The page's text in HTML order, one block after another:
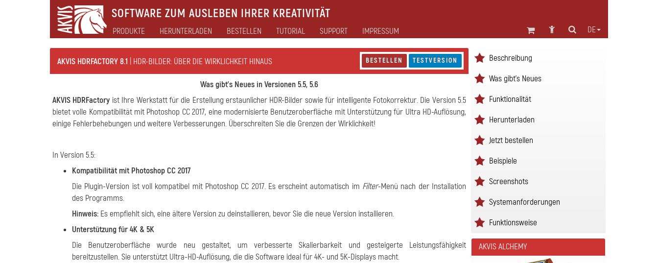
SOFTWARE ZUM AUSLEBEN IHRER KREATIVITÄT
DE
PRODUKTE HERUNTERLADEN BESTELLEN TUTORIAL SUPPORT IMPRESSUM
AKVIS HDRFACTORY 8.1 | HDR-BILDER: ÜBER DIE WIRKLICHKEIT HINAUS BESTELLEN TESTVERSION
Was gibt's Neues in Versionen 5.5, 5.6
AKVIS HDRFactory ist Ihre Werkstatt für die Erstellung erstaunlicher HDR-Bilder sowie für intelligente Fotokorrektur. Die Version 5.5
bietet volle Kompatibilität mit Photoshop CC 2017, eine modernisierte Benutzeroberfläche mit Unterstützung für Ultra HD-Auflösung,
einige Fehlerbehebungen und weitere Verbesserungen. Überschreiten Sie die Grenzen der Wirklichkeit!
In Version 5.5:
Kompatibilität mit Photoshop CC 2017
Die Plugin-Version ist voll kompatibel mit Photoshop CC 2017. Es erscheint automatisch im Filter-Menü nach der Installation
des Programms.
Hinweis: Es empfiehlt sich, eine ältere Version zu deinstallieren, bevor Sie die neue Version installieren.
Unterstützung für 4K & 5K
Die Benutzeroberfläche wurde neu gestaltet, um verbesserte Skalierbarkeit und gesteigerte Leistungsfähigkeit
bereitzustellen. Sie unterstützt Ultra-HD-Auflösung, die die Software ideal für 4K- und 5K-Displays macht.
Beschreibung
Was gibt's Neues
Funktionalität
Herunterladen
Jetzt bestellen
Beispiele
Screenshots
Systemanforderungen
Funktionsweise
AKVIS ALCHEMY